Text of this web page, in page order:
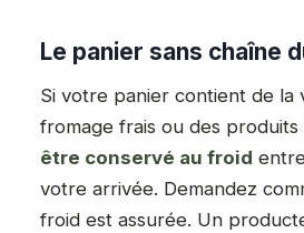
Le panier sans chaîne
Si votre panier contient de la
fromage frais ou des produits
être conservé au froid
votre arrivée. Demandez
froid est assurée. Un